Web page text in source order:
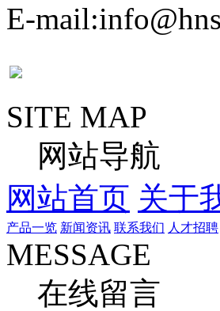
E-
SITE MAP
网站导航
网站首页 关于
产品一览 新闻资讯 联系我们 人才招聘
MESSAGE
在线留言